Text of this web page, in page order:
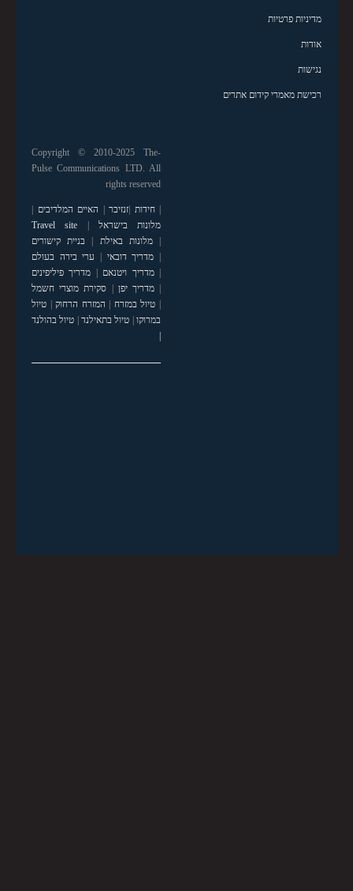
מדיניות פרטיות
אודות
נגישות
רכישת מאמרי קידום אתרים
Copyright © 2010-2025 The-
Pulse Communications LTD. All
rights reserved
|חידות |זנזיבר | האיים המלדיבים |
מלונות בישראל |
Travel site
|מלונות באילת | בניית קישורים
| מדריך דובאי | ערי בירה בעולם
|מדריך ויטנאם | מדריך פיליפינים
|מדריך יפן | סקירת מוצרי חשמל
| טיול במזרח | המזרח הרחוק| טיול
במרוקו| טיול בתאילנד| טיול בהולנד
|